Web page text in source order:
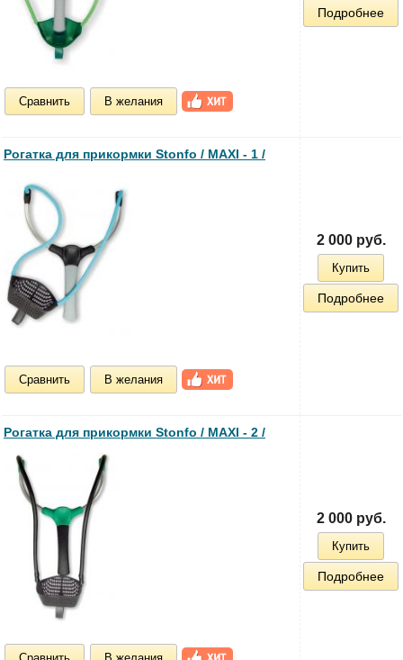
Сравнить В желания
Подробнее
Рогатка для прикормки Stonfo / MAXI - 1 /
Сравнить В желания
2 000 руб.
Купить
Подробнее
Рогатка для прикормки Stonfo / MAXI - 2 /
2 000 руб.
Купить
Подробнее